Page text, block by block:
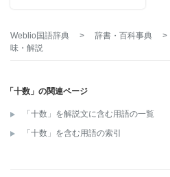
Weblio国語辞典 > 辞書・百科事典 >
味・解説
「十数」の関連ページ
「十数」を解説文に含む用語の一覧
「十数」を含む用語の索引